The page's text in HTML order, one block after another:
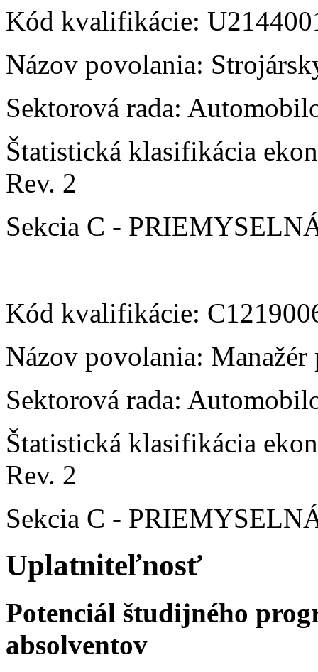
Kód kvalifikácie:
Názov povolania:
Sektorová rada:
Štatistická klasifikácia
Rev. 2
Sekcia C -
Kód kvalifikácie:
Názov povolania: Manažér
Sektorová rada:
Štatistická klasifikácia
Rev. 2
Sekcia C -
Uplatniteľnosť
Potenciál študijného
absolventov